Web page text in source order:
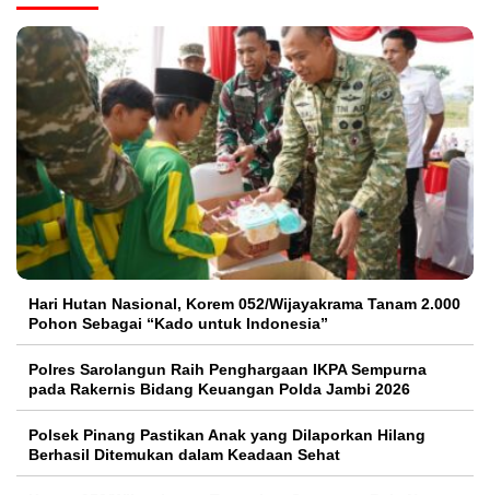
Hari Hutan Nasional, Korem 052/Wijayakrama Tanam 2.000
Pohon Sebagai “Kado untuk Indonesia”
Polres Sarolangun Raih Penghargaan IKPA Sempurna
pada Rakernis Bidang Keuangan Polda Jambi 2026
Polsek Pinang Pastikan Anak yang Dilaporkan Hilang
Berhasil Ditemukan dalam Keadaan Sehat